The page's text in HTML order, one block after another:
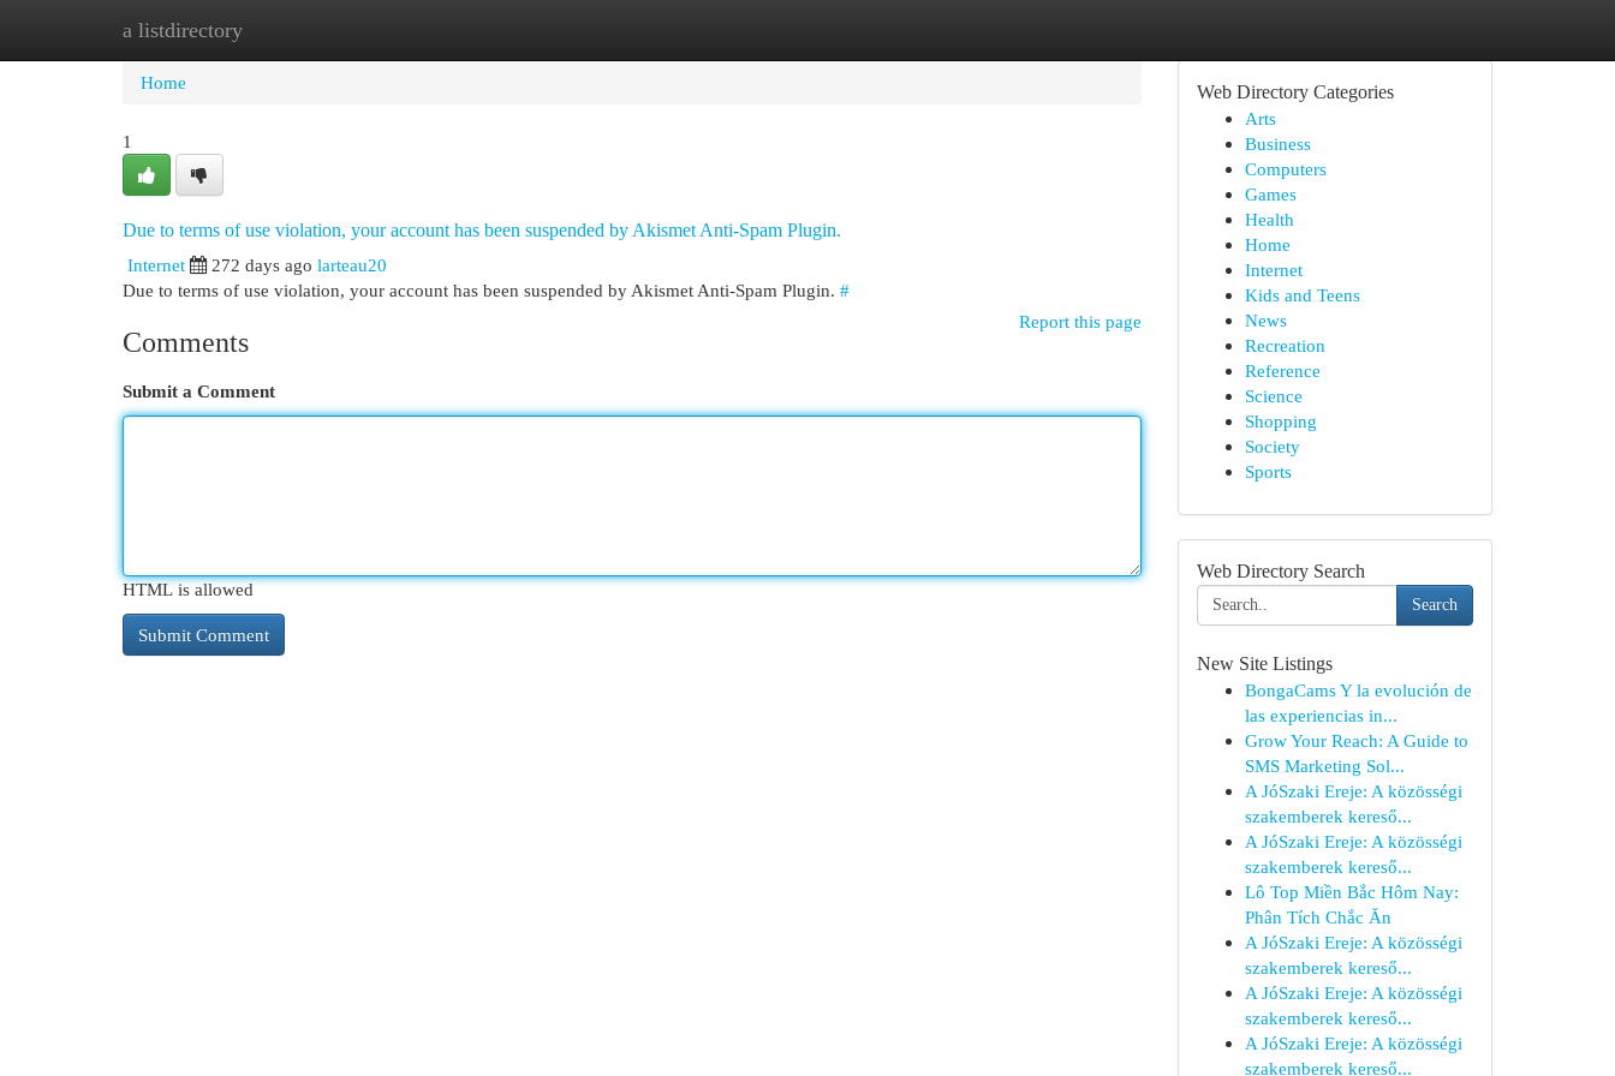
a listdirectory
Home New Site Listings
Home
1
Due to terms of use violation, your account has been suspended by Akismet Anti-Spam Plugin.
Internet
272 days ago larteau20
Due to terms of use violation, your account has been suspended by Akismet Anti-Spam Plugin. #
Report this page
Comments
Submit a Comment
HTML is allowed
Web Directory Categories
Arts
Business
Computers
Games
Health
Home
Internet
Kids and Teens
News
Recreation
Reference
Science
Shopping
Society
Sports
Web Directory Search
Search
New Site Listings
BongaCams Y la evolución de
las experiencias in...
Grow Your Reach: A Guide to
SMS Marketing Sol...
A JóSzaki Ereje: A közösségi
szakemberek kereső...
A JóSzaki Ereje: A közösségi
szakemberek kereső...
Lô Top Miền Bắc Hôm Nay:
Phân Tích Chắc Ăn
A JóSzaki Ereje: A közösségi
szakemberek kereső...
A JóSzaki Ereje: A közösségi
szakemberek kereső...
A JóSzaki Ereje: A közösségi
szakemberek kereső...